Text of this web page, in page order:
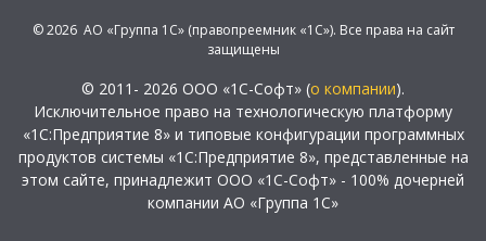
© 2026 АО «Группа 1С» (правопреемник «1С»). Все права на сайт
защищены
© 2011- 2026 ООО «1С-Софт» (о компании).
Исключительное право на технологическую платформу
«1С:Предприятие 8» и типовые конфигурации программных
продуктов системы «1С:Предприятие 8», представленные на
этом сайте, принадлежит ООО «1С-Софт» - 100% дочерней
компании АО «Группа 1С»